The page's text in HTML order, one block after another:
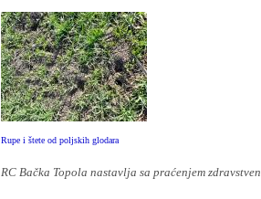
Rupe i štete od poljskih glodara
RC Bačka Topola nastavlja sa praćenjem